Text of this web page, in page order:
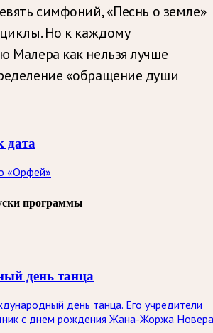
симфоний, «Песнь о земле»
Но к каждому
Малера как нельзя лучше
«обращение души
дата
«Орфей»
программы
день танца
день танца. Его учредители
с днем рождения Жана-Жоржа